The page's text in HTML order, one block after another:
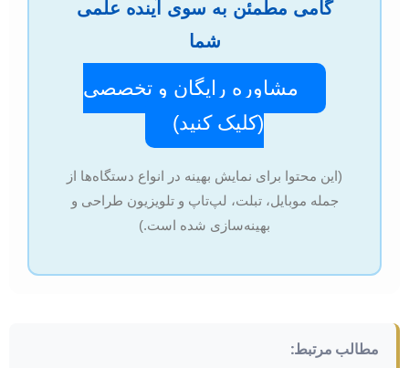
گامی مطمئن به سوی آینده علمی
شما
مشاوره رایگان و تخصصی
(کلیک کنید)
(این محتوا برای نمایش بهینه در انواع دستگاه‌ها از
جمله موبایل، تبلت، لپ‌تاپ و تلویزیون طراحی و
بهینه‌سازی شده است.)
مطالب مرتبط: